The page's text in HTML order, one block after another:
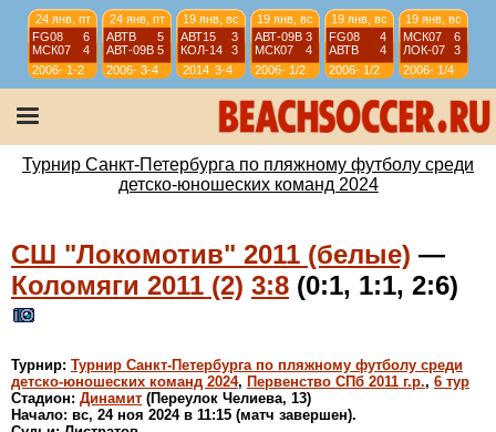
24 янв, пт
FG08
6
МСК07
4
2006-
07
1-2
24 янв, пт
АВТВ
5
АВТ-09B 5
2006-
07
3-4
19 янв, вс
АВТ15
3
КОЛ-14
3
2014 3-4
19 янв, вс
АВТ-09B 3
МСК07
4
2006-
07
1/2
19 янв, вс
FG08
4
АВТВ
4
2006-
07
1/2
19 янв, вс
МСК07
6
ЛОК-07
3
2006-
07
1/4
07
12 янв, вс
АВТ-09B 6
ЛИС08
4
07
12 янв, вс
ИСКР-07 5
СШЛ08R 3
07
12 янв, вс
ИС-08
1
МСК08
4
07
Турнир Санкт-Петербурга по пляжному футболу среди
детско-юношеских команд 2024
СШ "Локомотив" 2011 (белые) —
Коломяги 2011 (2) 3:8 (0:1, 1:1, 2:6)
Турнир: Турнир Санкт-Петербурга по пляжному футболу среди
детско-юношеских команд 2024, Первенство СПб 2011 г.р., 6 тур
Стадион: Динамит (Переулок Челиева, 13)
Начало: вс, 24 ноя 2024 в 11:15 (матч завершен).